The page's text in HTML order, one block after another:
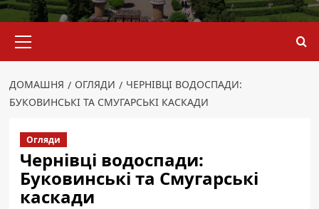
меню
ДОМАШНЯ ОГЛЯДИ
ЧЕРНІВЦІ ВОДОСПАДИ:
БУКОВИНСЬКІ ТА СМУГАРСЬКІ КАСКАДИ
Огляди
Чернівці водоспади:
Буковинські та Смугарські
каскади